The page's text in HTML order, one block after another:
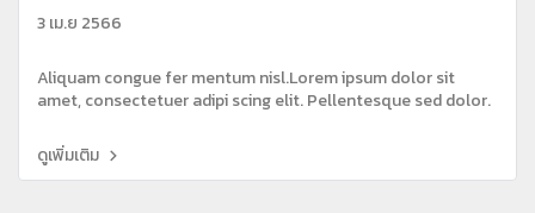
3 เม.ย 2566
Aliquam congue fer mentum nisl.Lorem ipsum dolor sit
amet, consectetuer adipi scing elit. Pellentesque sed dolor.
ดูเพิ่มเติม